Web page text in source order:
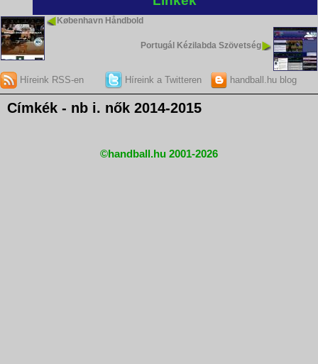
København Håndbold
Portugál Kézilabda Szövetség
Híreink RSS-en Híreink a Twitteren handball.hu blog
Címkék - nb i. nők 2014-2015
©handball.hu 2001-2026